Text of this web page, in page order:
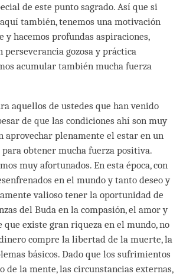
de este punto sagrado. Así que si
también, tenemos una motivación
y hacemos profundas aspiraciones,
perseverancia gozosa y práctica
acumular también mucha fuerza
aquellos de ustedes que han venido
de que las condiciones ahí son muy
aprovechar plenamente el estar en un
obtener mucha fuerza positiva.
muy afortunados. En esta época, con
en el mundo y tanto deseo y
valioso tener la oportunidad de
del Buda en la compasión, el amor y
que existe gran riqueza en el mundo, no
compre la libertad de la muerte, la
básicos. Dado que los sufrimientos
de la mente, las circunstancias externas,